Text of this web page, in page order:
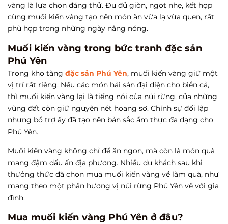
vàng là lựa chọn đáng thử. Đu đủ giòn, ngọt nhẹ, kết hợp
cùng muối kiến vàng tạo nên món ăn vừa lạ vừa quen, rất
phù hợp trong những ngày nắng nóng.
Muối kiến vàng trong bức tranh đặc sản
Phú Yên
Trong kho tàng đặc sản Phú Yên, muối kiến vàng giữ một
vị trí rất riêng. Nếu các món hải sản đại diện cho biển cả,
thì muối kiến vàng lại là tiếng nói của núi rừng, của những
vùng đất còn giữ nguyên nét hoang sơ. Chính sự đối lập
nhưng bổ trợ ấy đã tạo nên bản sắc ẩm thực đa dạng cho
Phú Yên.
Muối kiến vàng không chỉ để ăn ngon, mà còn là món quà
mang đậm dấu ấn địa phương. Nhiều du khách sau khi
thưởng thức đã chọn mua muối kiến vàng về làm quà, như
mang theo một phần hương vị núi rừng Phú Yên về với gia
đình.
Mua muối kiến vàng Phú Yên ở đâu?